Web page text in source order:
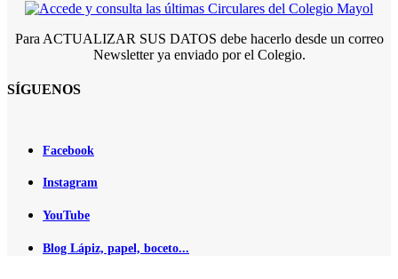
Para ACTUALIZAR SUS DATOS debe hacerlo desde un correo
Newsletter ya enviado por el Colegio.
SÍGUENOS
Facebook
Instagram
YouTube
Blog Lápiz, papel, boceto...